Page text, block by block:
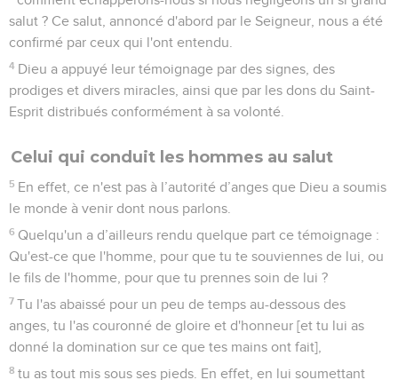
salut ? Ce salut, annoncé d'abord par le Seigneur, nous a été
confirmé par ceux qui l'ont entendu.
4 Dieu a appuyé leur témoignage par des signes, des
prodiges et divers miracles, ainsi que par les dons du Saint-
Esprit distribués conformément à sa volonté.
Celui qui conduit les hommes au salut
5 En effet, ce n'est pas à l’autorité d’anges que Dieu a soumis
le monde à venir dont nous parlons.
6 Quelqu'un a d’ailleurs rendu quelque part ce témoignage :
Qu'est-ce que l'homme, pour que tu te souviennes de lui, ou
le fils de l'homme, pour que tu prennes soin de lui ?
7 Tu l'as abaissé pour un peu de temps au-dessous des
anges, tu l'as couronné de gloire et d'honneur [et tu lui as
donné la domination sur ce que tes mains ont fait],
8 tu as tout mis sous ses pieds. En effet, en lui soumettant